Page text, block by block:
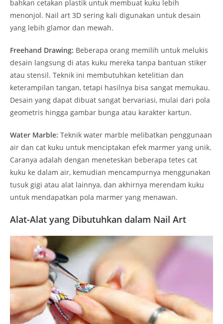
bahkan cetakan plastik untuk membuat kuku lebih
menonjol. Nail art 3D sering kali digunakan untuk desain
yang lebih glamor dan mewah.
Freehand Drawing: Beberapa orang memilih untuk melukis
desain langsung di atas kuku mereka tanpa bantuan stiker
atau stensil. Teknik ini membutuhkan ketelitian dan
keterampilan tangan, tetapi hasilnya bisa sangat memukau.
Desain yang dapat dibuat sangat bervariasi, mulai dari pola
geometris hingga gambar bunga atau karakter kartun.
Water Marble: Teknik water marble melibatkan penggunaan
air dan cat kuku untuk menciptakan efek marmer yang unik.
Caranya adalah dengan meneteskan beberapa tetes cat
kuku ke dalam air, kemudian mencampurnya menggunakan
tusuk gigi atau alat lainnya, dan akhirnya merendam kuku
untuk mendapatkan pola marmer yang menawan.
Alat-Alat yang Dibutuhkan dalam Nail Art